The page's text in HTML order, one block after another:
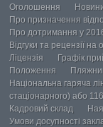
Оголошення
Про призначення
Про дотримання у
Відгуки та рецензії
Ліцензія
Графік
Положення
Національна гаряча
стаціонарного) або
Кадровий склад
Умови досупності